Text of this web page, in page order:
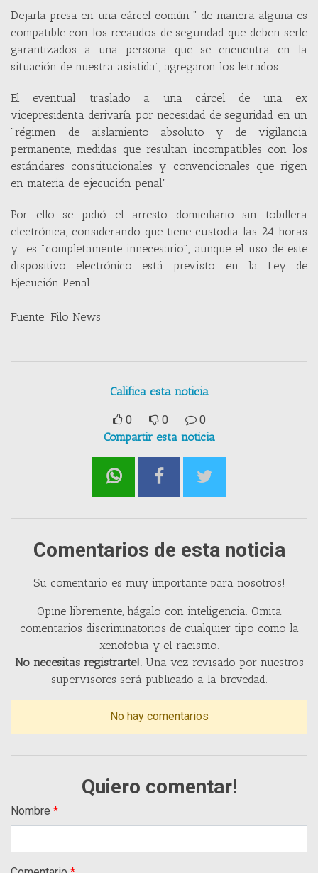
Dejarla presa en una cárcel común " de manera alguna es
compatible con los recaudos de seguridad que deben serle
garantizados a una persona que se encuentra en la
situación de nuestra asistida”, agregaron los letrados.
El eventual traslado a una cárcel de una ex
vicepresidenta derivaría por necesidad de seguridad en un
"régimen de aislamiento absoluto y de vigilancia
permanente, medidas que resultan incompatibles con los
estándares constitucionales y convencionales que rigen
en materia de ejecución penal".
Por ello se pidió el arresto domiciliario sin tobillera
electrónica, considerando que tiene custodia las 24 horas
y es "completamente innecesario", aunque el uso de este
dispositivo electrónico está previsto en la Ley de
Ejecución Penal.
Fuente: Filo News
Califica esta noticia
0 0
0
Compartir esta noticia
Comentarios de esta noticia
Su comentario es muy importante para nosotros!
Opine libremente, hágalo con inteligencia. Omita
comentarios discriminatorios de cualquier tipo como la
xenofobia y el racismo.
No necesitas registrarte!.Una vez revisado por nuestros
supervisores será publicado a la brevedad.
No hay comentarios
Quiero comentar!
Nombre